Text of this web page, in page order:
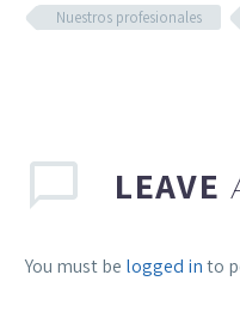
Nuestros profesionales
LEAVE
You must be logged into